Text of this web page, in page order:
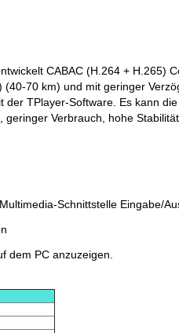
CABAC (H.264 + H.265)
70 km) und mit geringer
TPlayer-Software. Es kann
Verbrauch, hohe
Schnittstelle Eingabe/
dem PC anzuzeigen.